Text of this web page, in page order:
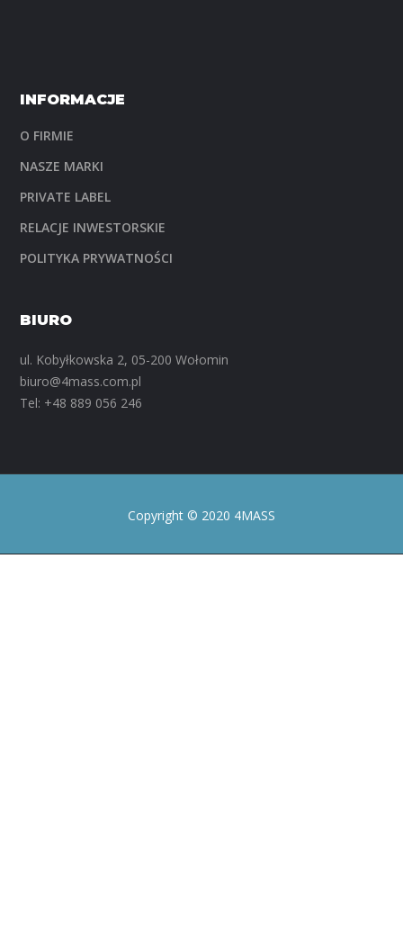
INFORMACJE
O FIRMIE
NASZE MARKI
PRIVATE LABEL
RELACJE INWESTORSKIE
POLITYKA PRYWATNOŚCI
BIURO
ul. Kobyłkowska 2, 05-200 Wołomin
biuro@4mass.com.pl
Tel: +48 889 056 246
Copyright © 2020 4MASS